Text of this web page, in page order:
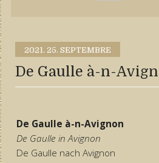
2021. 25. SEPTEMBRE
De Gaulle à-n-
De Gaulle à-n-Avignon
De Gaulle in Avignon
De Gaulle nach Avignon